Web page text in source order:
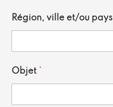
Région, ville et/ou pays
Objet